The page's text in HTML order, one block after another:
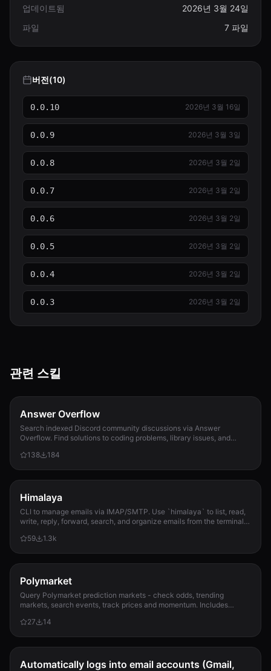
업데이트됨
2026년 3월 24일
파일
7 파일
버전(10)
0.0.10 2026년 3월 16일
0.0.9 2026년 3월 3일
0.0.8 2026년 3월 2일
0.0.7 2026년 3월 2일
0.0.6 2026년 3월 2일
0.0.5 2026년 3월 2일
0.0.4 2026년 3월 2일
0.0.3 2026년 3월 2일
관련 스킬
Answer Overflow
Search indexed Discord community discussions via Answer
Overflow. Find solutions to coding problems, library issues, and
138
184
Himalaya
CLI to manage emails via IMAP/SMTP. Use `himalaya` to list, read,
write, reply, forward, search, and organize emails from the terminal.
(MIME Meta Language).
59 1.3k
Polymarket
Query Polymarket prediction markets - check odds, trending
markets, search events, track prices and momentum. Includes
27
14
Automatically logs into email accounts (Gmail,